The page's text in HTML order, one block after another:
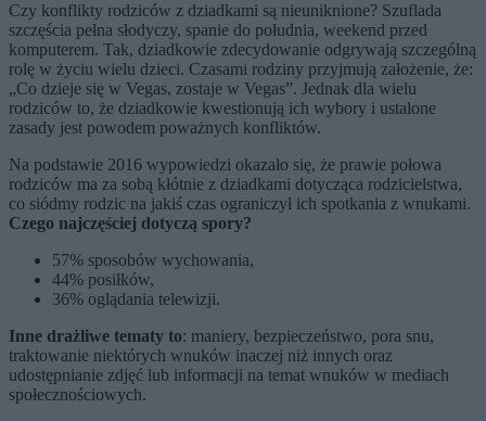
Czy konflikty rodziców z dziadkami są nieuniknione? Szuflada
szczęścia pełna słodyczy, spanie do południa, weekend przed
komputerem. Tak, dziadkowie zdecydowanie odgrywają szczególną
rolę w życiu wielu dzieci. Czasami rodziny przyjmują założenie, że:
„Co dzieje się w Vegas, zostaje w Vegas”. Jednak dla wielu
rodziców to, że dziadkowie kwestionują ich wybory i ustalone
zasady jest powodem poważnych konfliktów.
Na podstawie 2016 wypowiedzi okazało się, że prawie połowa
rodziców ma za sobą kłótnie z dziadkami dotycząca rodzicielstwa,
co siódmy rodzic na jakiś czas ograniczył ich spotkania z wnukami.
Czego najczęściej dotyczą spory?
57% sposobów wychowania,
44% posiłków,
36% oglądania telewizji.
Inne drażliwe tematy to: maniery, bezpieczeństwo, pora snu,
traktowanie niektórych wnuków inaczej niż innych oraz
udostępnianie zdjęć lub informacji na temat wnuków w mediach
społecznościowych.